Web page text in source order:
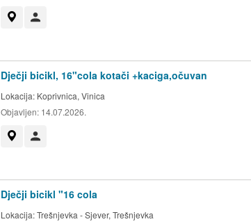
Dječji bicikl, 16"cola kotači +kaciga,očuvan
Lokacija: Koprivnica, Vinica
Objavljen: 14.07.2026.
Dječji bicikl "16 cola
Lokacija:Trešnjevka - Sjever, Trešnjevka